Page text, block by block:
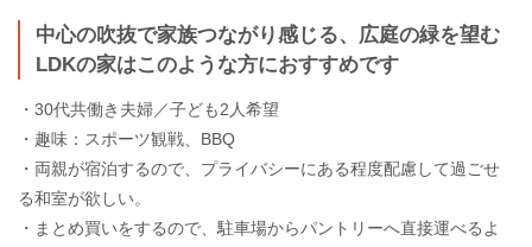
中心の吹抜で家族つながり感じる、広庭の緑を望む
LDKの家はこのような方におすすめです
・30代共働き夫婦／子ども2人希望
・趣味：スポーツ観戦、BBQ
・両親が宿泊するので、プライバシーにある程度配慮して過ごせ
る和室が欲しい。
・まとめ買いをするので、駐車場からパントリーへ直接運べるよ